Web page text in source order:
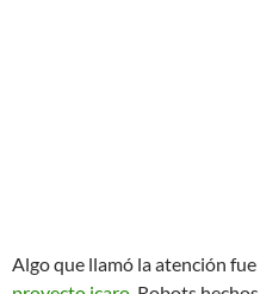
Algo que llamó la atención